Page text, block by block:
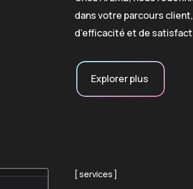
dans votre parcours
d’efficacité et de
Explorer plus
services